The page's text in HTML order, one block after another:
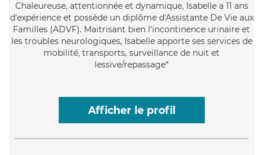
Chaleureuse, attentionnée et dynamique, Isabelle a 11 ans
d'expérience et possède un diplôme d'Assistante De Vie aux
Familles (ADVF). Maitrisant bien l'incontinence urinaire et
les troubles neurologiques, Isabelle apporte ses services de
mobilité, transports, surveillance de nuit et
lessive/repassage*
Afficher le profil